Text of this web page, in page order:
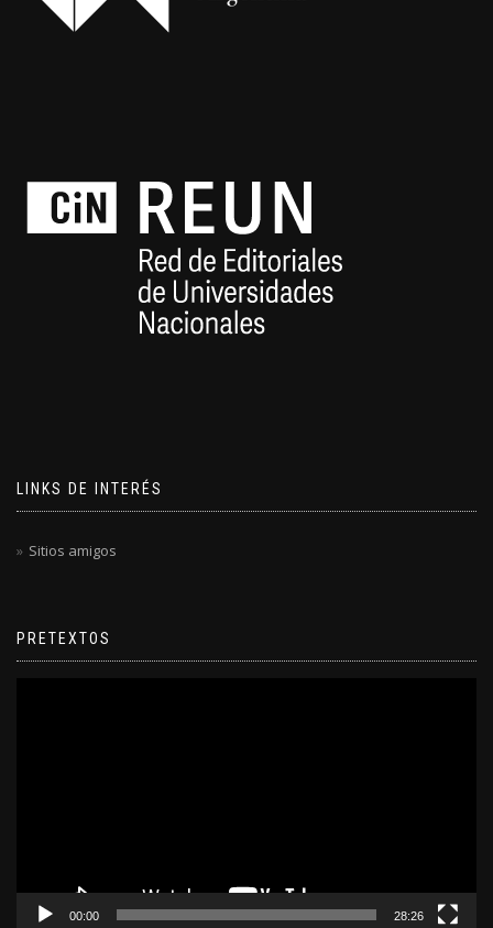
LINKS DE INTERÉS
Sitios amigos
PRETEXTOS
00:00 28:26